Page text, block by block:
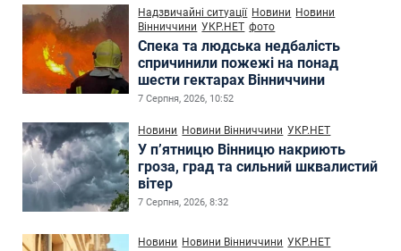
Надзвичайні ситуації Новини Новини
Вінниччини УКР.НЕТ фото
Спека та людська недбалість
спричинили пожежі на понад
шести гектарах Вінниччини
7 Серпня, 2026, 10:52
Новини Новини Вінниччини УКР.НЕТ
У п’ятницю Вінницю накриють
гроза, град та сильний шквалистий
вітер
7 Серпня, 2026, 8:32
Новини Новини Вінниччини УКР.НЕТ